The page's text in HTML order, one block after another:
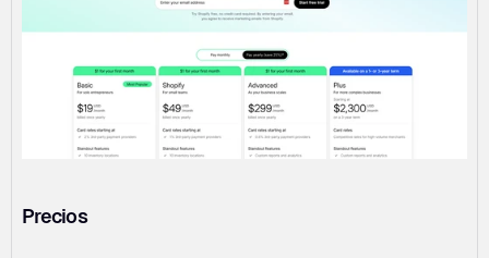
Precios